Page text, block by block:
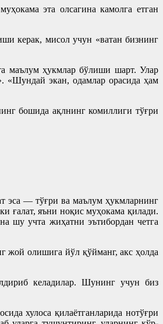
эта олсагина камолга етган
керак, мисол учун «ватан бизнинг
маълум ҳукмлар бўлиши шарт. Улар
«Шундай экан, одамлар орасида ҳам
бошида ақлнинг комиллиги тўғри
эса — тўғри ва маълум ҳукмларнинг
ғалат, яъни ноқис муҳокама қилади.
шу учта жиҳатни эътибордан четга
жой олишига йўл қўйманг, акс ҳолда
келадилар. Шунинг учун биз
хулоса қилаётганларида нотўғри